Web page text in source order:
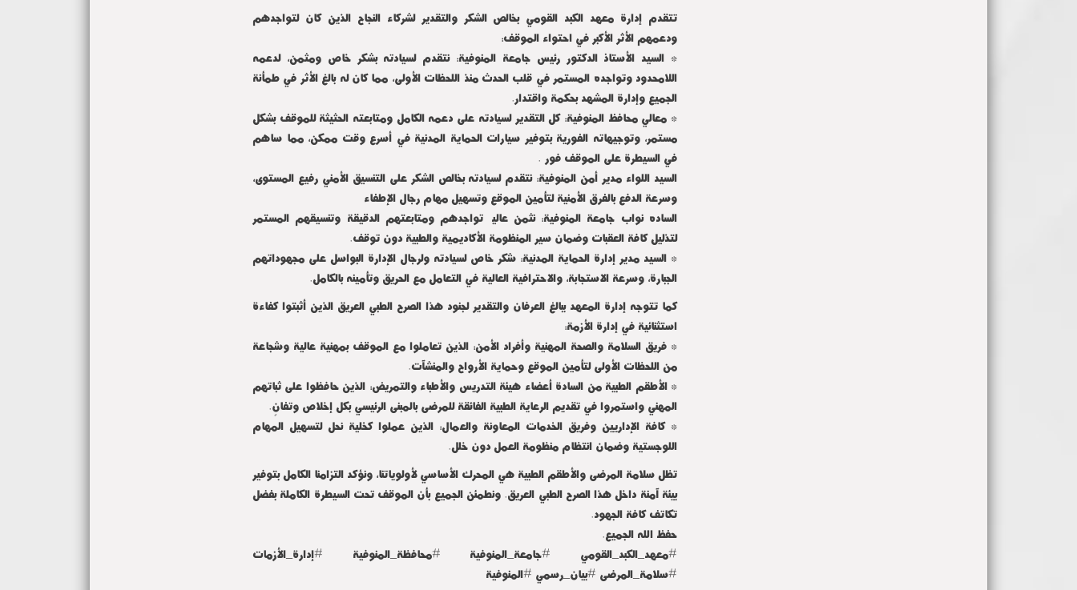
تتقدم إدارة معهد الكبد القومي بخالص الشكر والتقدير لشركاء النجاح الذين كان لتواجدهم
ودعمهم الأثر الأكبر في احتواء الموقف:
* السيد الأستاذ الدكتور رئيس جامعة المنوفية: نتقدم لسيادته بشكر خاص ومثمن، لدعمه
اللامحدود وتواجده المستمر في قلب الحدث منذ اللحظات الأولى، مما كان له بالغ الأثر في طمأنة
الجميع وإدارة المشهد بحكمة واقتدار.
* معالي محافظ المنوفية: كل التقدير لسيادته على دعمه الكامل ومتابعته الحثيثة للموقف بشكل
مستمر، وتوجيهاته الفورية بتوفير سيارات الحماية المدنية في أسرع وقت ممكن، مما ساهم
في السيطرة على الموقف فوراً.
السيد اللواء مدير أمن المنوفية: نتقدم لسيادته بخالص الشكر على التنسيق الأمني رفيع المستوى،
وسرعة الدفع بالفرق الأمنية لتأمين الموقع وتسهيل مهام رجال الإطفاء
الساده نواب جامعة المنوفية: نثمن عالياً تواجدهم ومتابعتهم الدقيقة وتنسيقهم المستمر
لتذليل كافة العقبات وضمان سير المنظومة الأكاديمية والطبية دون توقف.
* السيد مدير إدارة الحماية المدنية: شكر خاص لسيادته ولرجال الإدارة البواسل على مجهوداتهم
الجبارة، وسرعة الاستجابة، والاحترافية العالية في التعامل مع الحريق وتأمينه بالكامل.
كما تتوجه إدارة المعهد ببالغ العرفان والتقدير لجنود هذا الصرح الطبي العريق الذين أثبتوا كفاءة
استثنائية في إدارة الأزمة:
* فريق السلامة والصحة المهنية وأفراد الأمن: الذين تعاملوا مع الموقف بمهنية عالية وشجاعة
من اللحظات الأولى لتأمين الموقع وحماية الأرواح والمنشآت.
* الأطقم الطبية من السادة أعضاء هيئة التدريس والأطباء والتمريض: الذين حافظوا على ثباتهم
المهني واستمروا في تقديم الرعاية الطبية الفائقة للمرضى بالمبنى الرئيسي بكل إخلاص وتفانٍ.
* كافة الإداريين وفريق الخدمات المعاونة والعمال: الذين عملوا كخلية نحل لتسهيل المهام
اللوجستية وضمان انتظام منظومة العمل دون خلل.
تظل سلامة المرضى والأطقم الطبية هي المحرك الأساسي لأولوياتنا، ونؤكد التزامنا الكامل بتوفير
بيئة آمنة داخل هذا الصرح الطبي العريق. ونطمئن الجميع بأن الموقف تحت السيطرة الكاملة بفضل
تكاتف كافة الجهود.
حفظ الله الجميع.
#معهد_الكبد_القومي #جامعة_المنوفية #محافظة_المنوفية #إدارة_الأزمات
#سلامة_المرضى #بيان_رسمي #المنوفية